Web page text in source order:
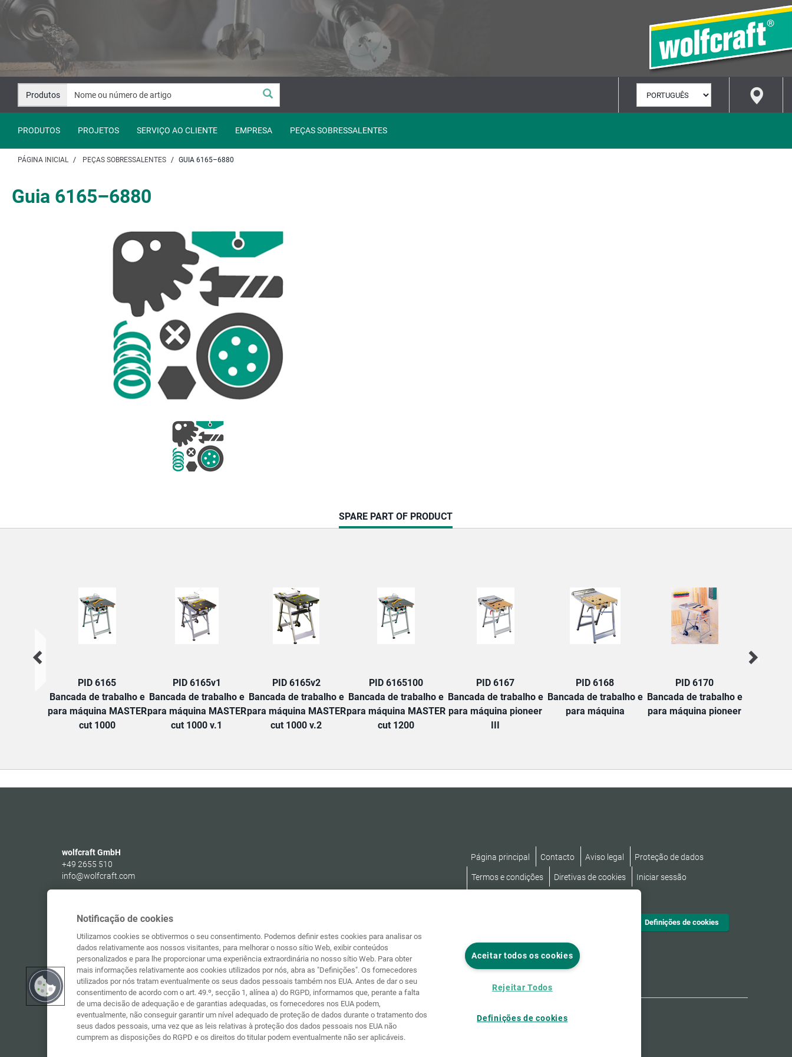
Avançar
Avançar
Produtos
IDIOMA
PRODUTOS PROJETOS SERVIÇO AO CLIENTE EMPRESA PEÇAS SOBRESSALENTES
PÁGINA INICIAL PEÇAS SOBRESSALENTES GUIA 6165–6880
Guia 6165–6880
CURRENT
TAB:
SPARE PART OF PRODUCT
PID 6165
Bancada de trabalho e
para máquina MASTER
cut 1000
PID 6165v1
Bancada de trabalho e
para máquina MASTER
cut 1000 v.1
PID 6165v2
Bancada de trabalho e
para máquina MASTER
cut 1000 v.2
PID 6165100
Bancada de trabalho e
para máquina MASTER
cut 1200
PID 6167
Bancada de trabalho e
para máquina pioneer
III
PID 6168
Bancada de trabalho e
para máquina
PID 6170
Bancada de trabalho e
para máquina pioneer
wolfcraft GmbH
+49 2655 510
info@wolfcraft.com
Germany
Página principal Contacto Aviso legal Proteção de dados
Termos e condições Diretivas de cookies Iniciar sessão
Definições de cookies
Notificação de cookies
Utilizamos cookies se obtivermos o seu consentimento. Podemos definir estes cookies para analisar os
dados relativamente aos nossos visitantes, para melhorar o nosso sítio Web, exibir conteúdos
personalizados e para lhe proporcionar uma experiência extraordinária no nosso sítio Web. Para obter
mais informações relativamente aos cookies utilizados por nós, abra as "Definições". Os fornecedores
utilizados por nós tratam eventualmente os seus dados pessoais também nos EUA. Antes de dar o seu
consentimento de acordo com o art. 49.º, secção 1, alínea a) do RGPD, informamos que, perante a falta
de uma decisão de adequação e de garantias adequadas, os fornecedores nos EUA podem,
eventualmente, não conseguir garantir um nível adequado de proteção de dados durante o tratamento dos
seus dados pessoais, uma vez que as leis relativas à proteção dos dados pessoais nos EUA não
cumprem as disposições do RGPD e os direitos do titular podem eventualmente não ser aplicáveis.
Aceitar todos os cookies
Rejeitar Todos
Definições de cookies